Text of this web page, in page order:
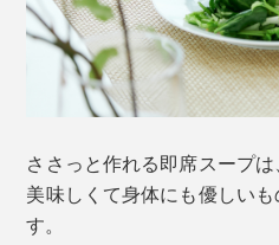
ささっと作れる即席スープは
美味しくて身体にも優しい
す。